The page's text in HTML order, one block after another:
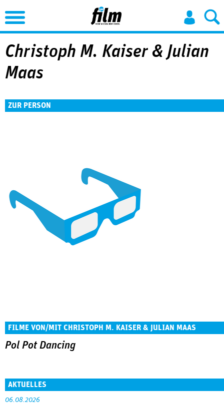
Jump to Navigation
Christoph M. Kaiser & Julian
Maas
ZUR PERSON
FILME VON/MIT CHRISTOPH M. KAISER & JULIAN MAAS
Pol Pot Dancing
AKTUELLES
06.08.2026